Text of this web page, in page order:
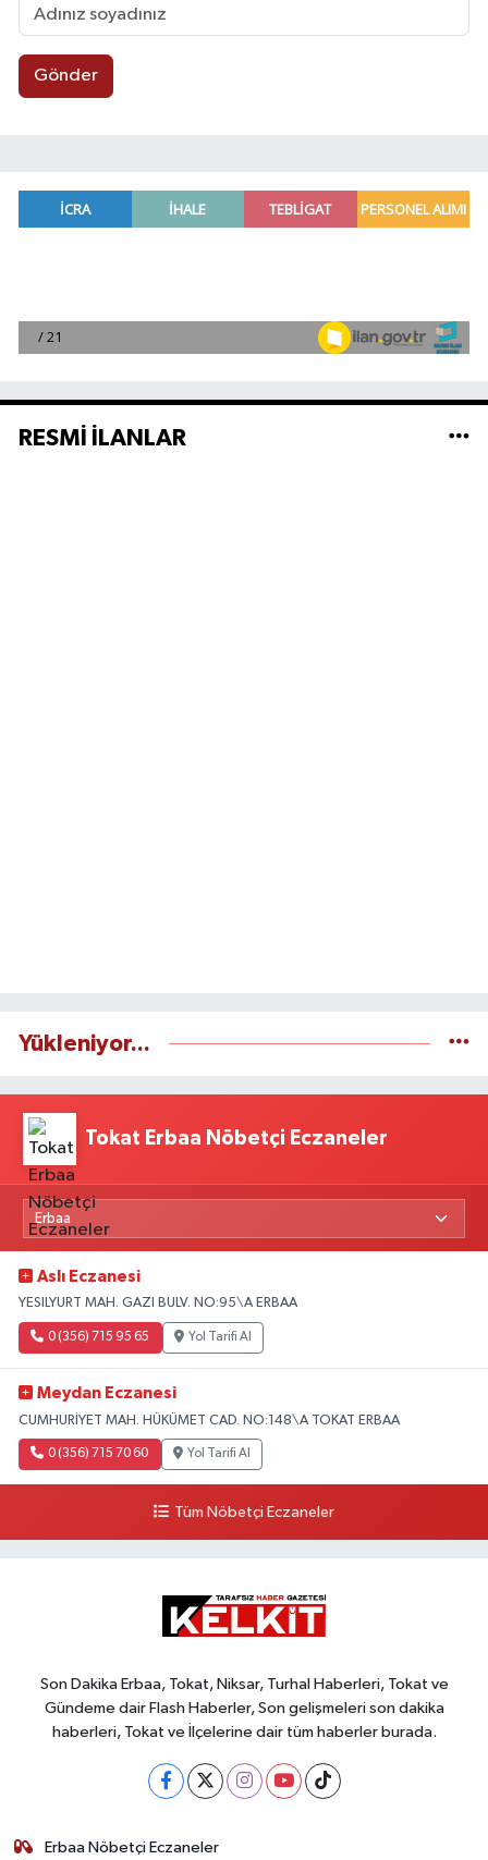
Gönder
RESMİ İLANLAR
Yükleniyor...
Tokat Erbaa Nöbetçi Eczaneler
Aslı Eczanesi
YESILYURT MAH. GAZI BULV. NO:95\A ERBAA
0 (356) 715 95 65 Yol Tarifi Al
Meydan Eczanesi
CUMHURİYET MAH. HÜKÜMET CAD. NO:148\A TOKAT ERBAA
0 (356) 715 70 60 Yol Tarifi Al
Tüm Nöbetçi Eczaneler
Son Dakika Erbaa, Tokat, Niksar, Turhal Haberleri, Tokat ve
Gündeme dair Flash Haberler, Son gelişmeleri son dakika
haberleri, Tokat ve İlçelerine dair tüm haberler burada.
Erbaa Nöbetçi Eczaneler